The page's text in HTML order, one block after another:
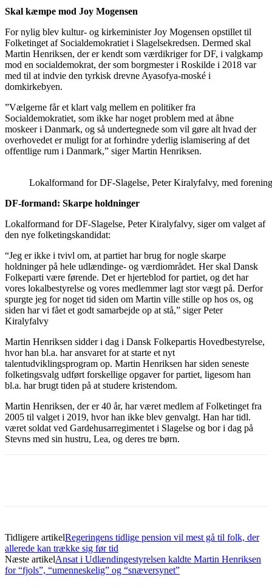
Skal kæmpe mod Joy Mogensen
For nylig blev kultur- og kirkeminister Joy Mogensen opstillet til
Folketinget af Socialdemokratiet i Slagelsekredsen. Dermed skal
Martin Henriksen, der er kendt som værdikriger for DF, i valgkamp
mod en socialdemokrat, der som borgmester i Roskilde i 2018 var
med til at indvie den tyrkisk drevne Ayasofya-moské i
domkirkebyen.
”Vælgerne får et klart valg mellem en politiker fra
Socialdemokratiet, som ikke har noget problem med at åbne
moskeer i Danmark, og så undertegnede som vil gøre alt hvad der
overhovedet er muligt for at forhindre yderlig islamisering af det
offentlige rum i Danmark,” siger Martin Henriksen.
Lokalformand for DF-Slagelse, Peter Kiralyfalvy, med
DF-formand: Skarpe holdninger
Lokalformand for DF-Slagelse, Peter Kiralyfalvy, siger om valget af
den nye folketingskandidat:
“Jeg er ikke i tvivl om, at partiet har brug for nogle skarpe
holdninger på hele udlændinge- og værdiområdet. Her skal Dansk
Folkeparti være førende. Det er hjerteblod for partiet, og det har
vores lokalbestyrelse og vores medlemmer lagt stor vægt på. Derfor
spurgte jeg for noget tid siden om Martin ville stille op hos os, og
siden har vi fået et godt samarbejde op at stå,” siger Peter
Kiralyfalvy
Martin Henriksen sidder i dag i Dansk Folkepartis Hovedbestyrelse,
hvor han bl.a. har ansvaret for at starte et nyt
talentudviklingsprogram op. Martin Henriksen har siden seneste
folketingsvalg udført forskellige opgaver for partiet, ligesom han
bl.a. har brugt tiden på at studere kristendom.
Martin Henriksen, der er 40 år, har været medlem af Folketinget fra
2005 til valget i 2019, hvor han ikke blev genvalgt. Han har tidl.
været soldat ved Gardehusarregimentet i Slagelse og bor i dag på
Stevns med sin hustru, Lea, og deres tre børn.
Tidligere artikelRegeringens tidlige pension vil mest gå til folk, der
allerede kan trække sig før tid
Næste artikelAnsat i Udlændingestyrelsen kaldte Martin Henriksen
for “fjols”, “umenneskelig” og “snæversynet”